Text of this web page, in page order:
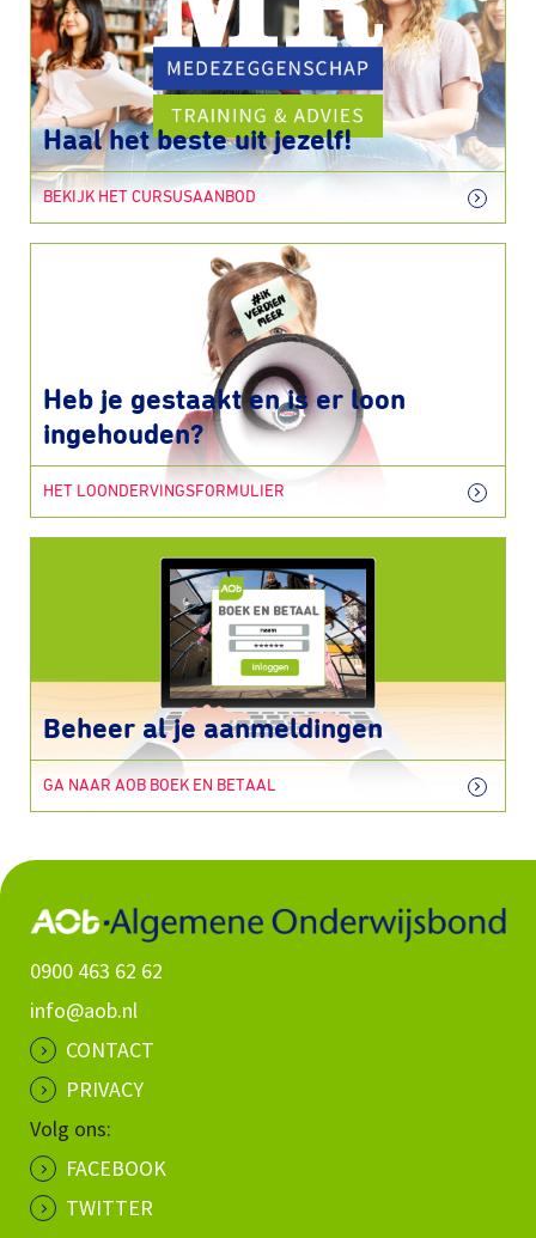
Haal het beste uit jezelf!
BEKIJK HET CURSUSAANBOD
Heb je gestaakt en is er loon
ingehouden?
HET LOONDERVINGSFORMULIER
Beheer al je aanmeldingen
GA NAAR AOB BOEK EN BETAAL
0900 463 62 62
info@aob.nl
CONTACT
PRIVACY
Volg ons:
FACEBOOK
TWITTER